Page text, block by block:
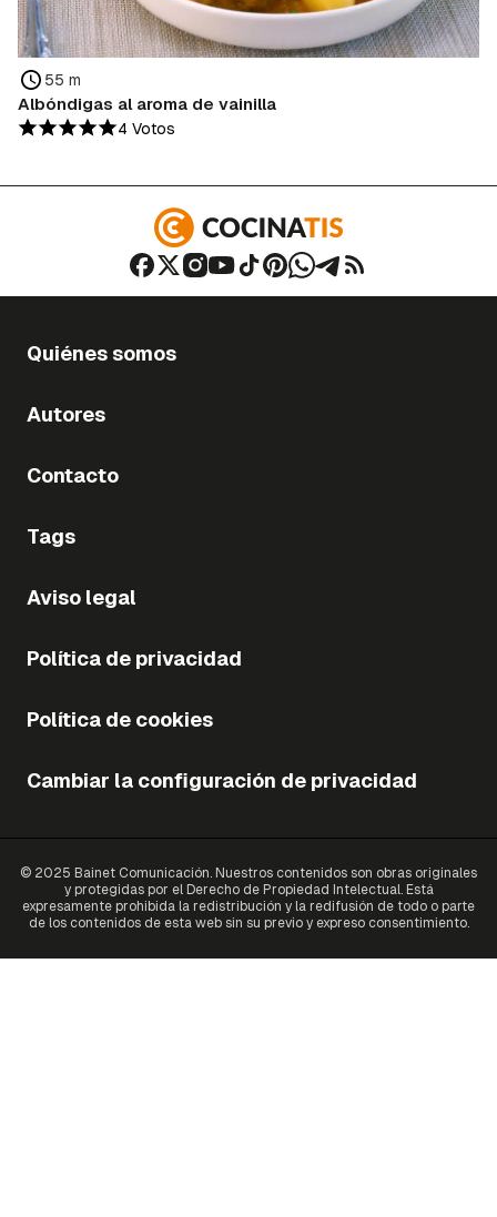
55 m
Albóndigas al aroma de vainilla
4 Votos
Quiénes somos
Autores
Contacto
Tags
Aviso legal
Política de privacidad
Política de cookies
Cambiar la configuración de privacidad
© 2025 Bainet Comunicación. Nuestros contenidos son obras originales
y protegidas por el Derecho de Propiedad Intelectual. Está
expresamente prohibida la redistribución y la redifusión de todo o parte
de los contenidos de esta web sin su previo y expreso consentimiento.